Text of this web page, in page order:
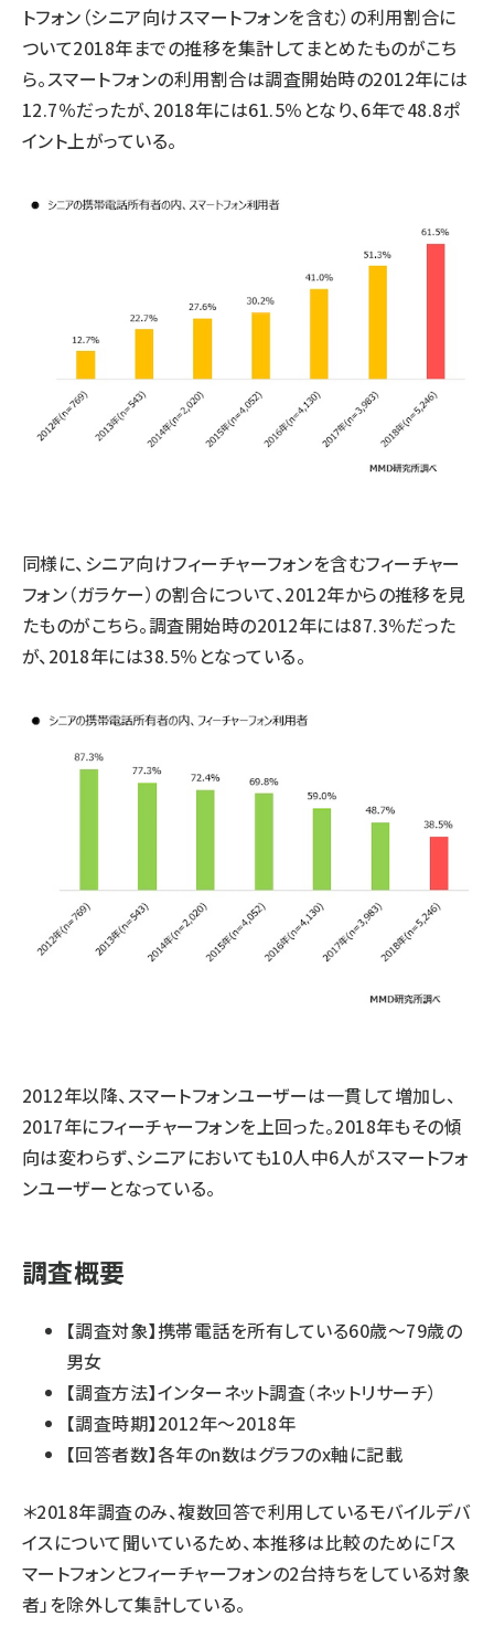
トフォン（シニア向けスマートフォンを含む）の利用割合に
ついて2018年までの推移を集計してまとめたものがこち
ら。スマートフォンの利用割合は調査開始時の2012年には
12.7％だったが、2018年には61.5％となり、6年で48.8ポ
イント上がっている。
同様に、シニア向けフィーチャーフォンを含むフィーチャー
フォン（ガラケー）の割合について、2012年からの推移を見
たものがこちら。調査開始時の2012年には87.3％だった
が、2018年には38.5％となっている。
2012年以降、スマートフォンユーザーは一貫して増加し、
2017年にフィーチャーフォンを上回った。2018年もその傾
向は変わらず、シニアにおいても10人中6人がスマートフォ
ンユーザーとなっている。
調査概要
【調査対象】携帯電話を所有している60歳～79歳の
男女
【調査方法】インターネット調査（ネットリサーチ）
【調査時期】2012年～2018年
【回答者数】各年のn数はグラフのx軸に記載
＊2018年調査のみ、複数回答で利用しているモバイルデバ
イスについて聞いているため、本推移は比較のために「ス
マートフォンとフィーチャーフォンの2台持ちをしている対象
者」を除外して集計している。